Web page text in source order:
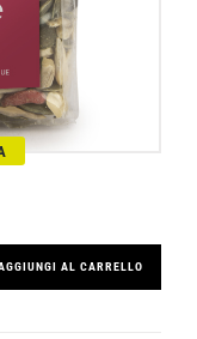
AL CARRELLO